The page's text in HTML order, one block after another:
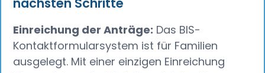
Einreichung der Anträge: Das BIS-
Kontaktformularsystem ist für Familien
ausgelegt. Mit einer einzigen Einreichung